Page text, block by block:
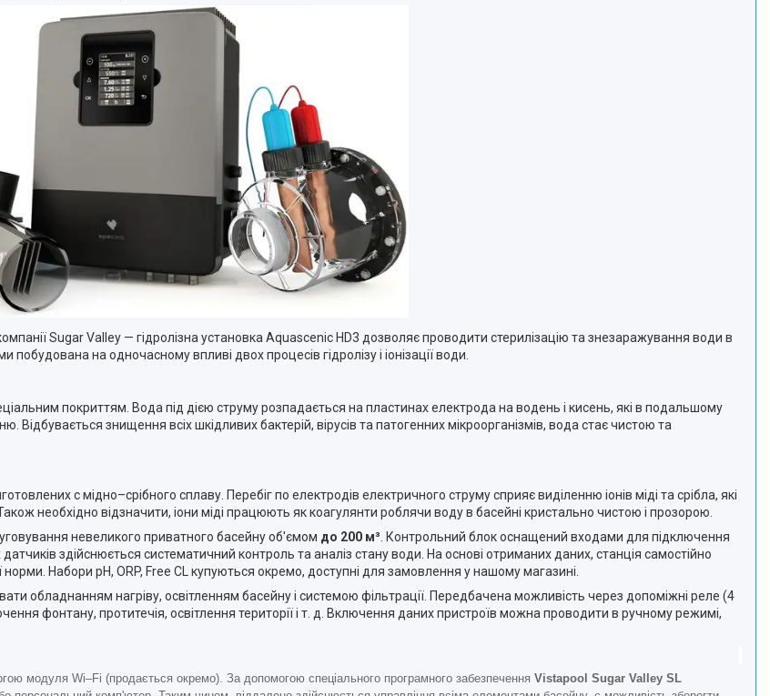
Sugar Valley — гідролізна установка Aquascenic HD3 дозволяє проводити стерилізацію та знезаражування води в
на одночасному впливі двох процесів гідролізу і іонізації води.
покриттям. Вода під дією струму розпадається на пластинах електрода на водень і кисень, які в подальшому
знищення всіх шкідливих бактерій, вірусів та патогенних мікроорганізмів, вода стає чистою та
c мідно–срібного сплаву. Перебіг по електродів електричного струму сприяє виділенню іонів міді та срібла, які
необхідно відзначити, іони міді працюють як коагулянти роблячи воду в басейні кристально чистою і прозорою.
невеликого приватного басейну об'ємом до 200 м³ . Контрольний блок оснащений входами для підключення
датчиків здійснюється систематичний контроль та аналіз стану води. На основі отриманих даних, станція самостійно
Набори pH, ORP, Free CL купуються окремо, доступні для замовлення у нашому магазині.
обладнанням нагріву, освітленням басейну і системою фільтрації. Передбачена можливість через допоміжні реле (4
фонтану, протитечія, освітлення території і т. д. Включення даних пристроїв можна проводити в ручному режимі,
модуля Wi–Fi (продається окремо). За допомогою спеціального програмного забезпечення Vistapool Sugar Valley SL